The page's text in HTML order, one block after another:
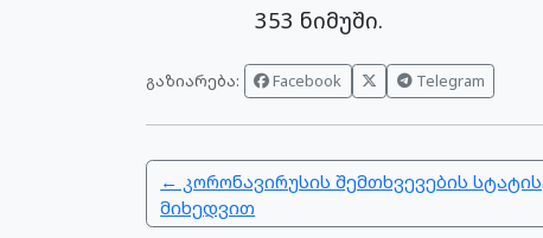
353 ნიმუში.
გაზიარება: Facebook Telegram
← კორონავირუსის შემთხვევების
მიხედვით